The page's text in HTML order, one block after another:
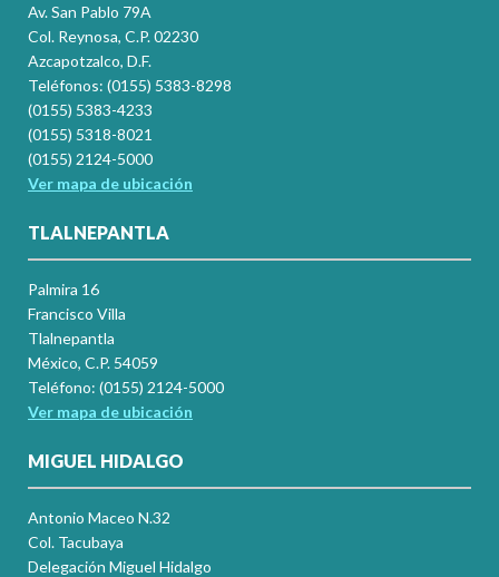
Av. San Pablo 79A
Col. Reynosa, C.P. 02230
Azcapotzalco, D.F.
Teléfonos: (0155) 5383-8298
(0155) 5383-4233
(0155) 5318-8021
(0155) 2124-5000
Ver mapa de ubicación
TLALNEPANTLA
Palmira 16
Francisco Villa
Tlalnepantla
México, C.P. 54059
Teléfono: (0155) 2124-5000
Ver mapa de ubicación
MIGUEL HIDALGO
Antonio Maceo N.32
Col. Tacubaya
Delegación Miguel Hidalgo